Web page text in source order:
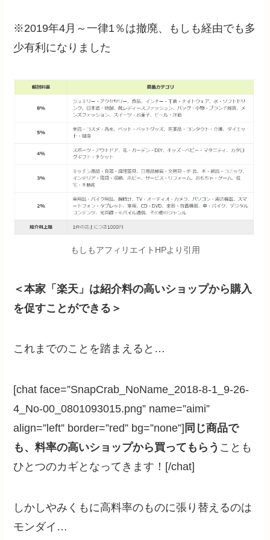
※2019年4月～一律1％は撤廃、もしも経由でも多
少有利になりました
もしもアフィリエイトHPより引用
＜本家「楽天」は紹介料の高いショップから購入
を促すことができる＞
これまでのことを踏まえると…
[chat face=”SnapCrab_NoName_2018-8-1_9-26-
4_No-00_0801093015.png” name=”aimi”
align=”left” border=”red” bg=”none”] 同じ商品で
も、料率の高いショップから買ってもらう ことも
ひとつのカギとなってきます！[/chat]
しかしやみくもに高料率のものに張り替えるのは
モンダイ…